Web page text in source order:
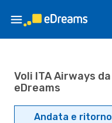
Voli ITA Airways
eDreams
Andata e ritorno